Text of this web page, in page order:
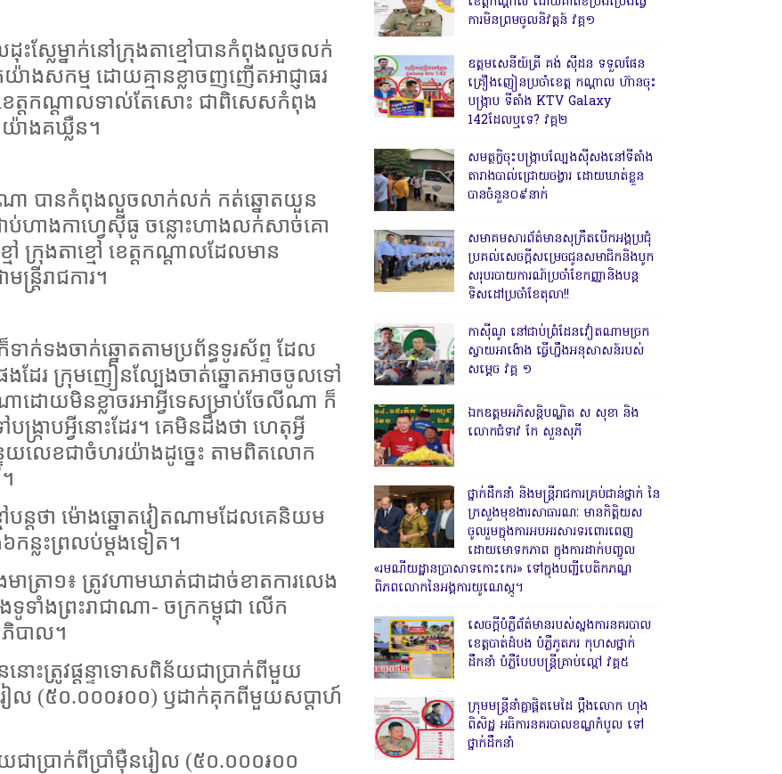
ដុះស្លែម្នាក់នៅក្រុងតាខ្មៅបានកំពុងលួចលក់
ងសកម្ម ដោយគ្មានខ្លាចញញើតអាជ្ញាធរ
ខេត្តកណ្ដាលទាល់តែសោះ ជាពិសេសកំពុង
យ៉ាងគឃ្លឺន។
ណា បានកំពុងលួចលាក់លក់ កត់ឆ្នោតយួន
ហាងកាហ្វេស៊ីធូ ចន្លោះហាងលក់សាច់គោ
ៅ ក្រុងតាខ្មៅ ខេត្តកណ្ដាលដែលមាន
ត្រីរាជការ។
ងចាក់ឆ្នោតតាមប្រព័ន្ធទូរស័ព្ទ ដែល
ងដែរ ក្រុមញៀនល្បែងចាត់ឆ្នោតអាចចូលទៅ
ដោយមិនខ្លាចរអាអ្វីទេសម្រាប់ចែលីណា ក៏
បង្ក្រាបអ្វីនោះដែរ។ គេមិនដឹងថា ហេតុអ្វី
ទុយលេខជាចំហរយ៉ាងដូច្នេះ តាមពិតលោក
បន្តថា ម៉ោងឆ្នោតវៀតណាមដែលគេនិយម
ន្លះព្រលប់ម្ដងទៀត។
ាត្រា១៖ ត្រូវហាមឃាត់ជាដាច់ខាតការលេង
ទាំងព្រះរាជាណា- ចក្រកម្ពុជា លើក
ភិបាល។
ះត្រូវផ្តន្ទាទោសពិន័យជាប្រាក់ពីមួយ
ល (៥០.០០០៛០០) ឫដាក់គុកពីមួយសប្តាហ៍
ជាប្រាក់ពីប្រាំម៉ឺនរៀល (៥០.០០០៛០០
ការមិនព្រមចូលនិវត្តន៍ វគ្គ១
ឧត្តមសេនីយ៍ត្រី គង់ ស៊ីដន ទទួលផែន
គ្រឿងញៀនប្រចាំខេត្ត កណ្តាល ហ៊ានចុះ
បង្ក្រាប ទីតាំង KTV Galaxy
142ដែលឬទេ? វគ្គ២
សមត្ថកិ្ចចុះបង្ក្រាបល្បែងស៊ីសងនៅទីតាំង
តារាងបាល់ជ្រោយចង្វារ ដោយឃាត់ខ្លួន
បានចំនួន០៩នាក់
សមាគមសារព័ត៌មានសុក្រឹតបើកអង្គប្រជុំ
ប្រគល់សេចក្តីសម្រេចជូនសមាជិកនិងបូក
សរុបរបាយការណ៍ប្រចាំខែកញ្ញានិងបន្ត
ទិសដៅប្រចាំខែតុលា!!
កាសុីណូ នៅជាប់ព្រំដែនវៀតណាមច្រក
ស្វាយអាង៉ោង ធ្វើហ្នឹងអនុសាសន៍របស់
សម្ដេច វគ្គ ១
ឯកឧត្តមអភិសន្តិបណ្ឌិត ស សុខា និង
លោកជំទាវ កែ សួនសុភី
ថ្នាក់ដឹកនាំ និងមន្ត្រីរាជការគ្រប់ជាន់ថ្នាក់ នៃ
ក្រសួងមុខងារសាធារណៈ មានកិត្តិយស
ចូលរួមក្នុងការអបអរសារទរពោរពេញ
ដោយមោទកភាព ក្នុងការដាក់បញ្ចូល
«រមណីយដ្ឋានប្រាសាទកោះកេរ» ទៅក្នុងបញ្ជីបេតិកភណ្ឌ
ពិភពលោកនៃអង្គការយូណេស្កូ។
សេចក្តីបំភ្លឺព័ត៌មានរបស់ស្នងការនគរបាល
ខេត្តបាត់ដំបង បំភ្លឺភូតភរ កុហសថ្នាក់
ដឹកនាំ បំភ្លឺបែបបន្ត្រីគ្រាប់ល្ពៅ វគ្គ៥
ក្រុមមន្ត្រីនាំគ្នាផ្ដិតមេដៃ ប្ដឹងលោក ហុង
ពិសិដ្ឋ អធិការនគរបាលខណ្ឌកំបូល ទៅ
ថ្នាក់ដឹកនាំ